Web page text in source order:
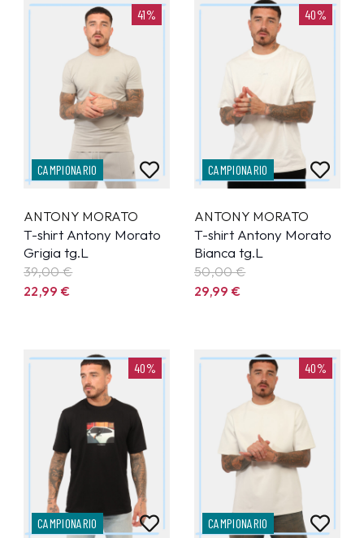
41%
CAMPIONARIO
ANTONY MORATO
T-shirt Antony Morato
Grigia tg.L
39,00 €
22,99€
40%
CAMPIONARIO
ANTONY MORATO
T-shirt Antony Morato
Bianca tg.L
50,00 €
29,99€
40%
CAMPIONARIO
40%
CAMPIONARIO